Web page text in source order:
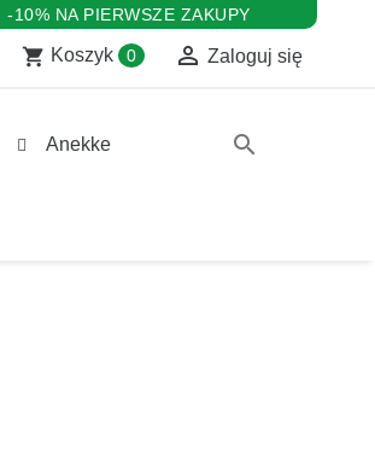
-10% NA PIERWSZE ZAKUPY
shopping_cart Koszyk 0  Zaloguj się
Anekke search